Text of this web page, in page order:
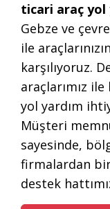
ticari araç yol
Gebze ve
ile
karşılıyoruz.
araçlarımız
yol yardım
Müşteri
sayesinde,
firmalardan
destek